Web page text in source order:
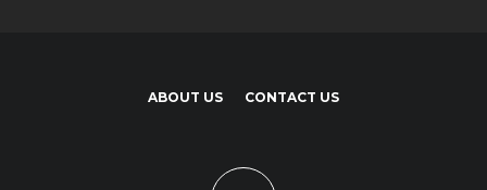
ABOUT US CONTACT US